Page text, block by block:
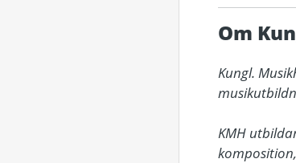
Om
Kungl.
KMH